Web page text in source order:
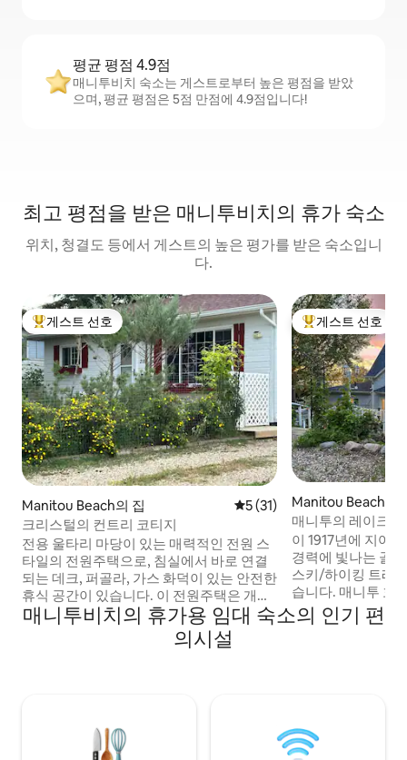
평균 평점 4.9점
매니투비치 숙소는 게스트로부터 높은 평점을 받았
으며, 평균 평점은 5점 만점에 4.9점입니다!
최고 평점을 받은 매니투비치의 휴가 숙소
위치, 청결도 등에서 게스트의 높은 평가를 받은 숙소입니
다.
상위 게스트 선호
게스트 선호
Manitou Beach의 집 평점 5점(5점 만점), 후기 31
5 (31)
크리스털의 컨트리 코티지
전용 울타리 마당이 있는 매력적인 전원 스
타일의 전원주택으로, 침실에서 바로 연결
되는 데크, 퍼골라, 가스 화덕이 있는 안전한
휴식 공간이 있습니다. 이 전원주택은 개방
형 주방 식사 거실 공간, 퀸사이즈 침대가 있
는 침실 2개, 욕실 3개를 갖추고 있습니다.
현대적인 가전제품 6개, 호수까지 도보 3분,
수 있습니다. HS 인터넷, 와이파이, 스마트
TV, 무료 주차 공간 별도의 차고 옵션.
상위 게스트 선호
게스트 선호
Manitou Beach의
매니투의 레이크
실 6개
이 1917년에 지어
경력에 빛나는 골
스키/하이킹 트레
습니다. 매니투 호수가 내려다보이는 곳에
위치하여 독특한
류의 휴양지, 모임,
한 식사/라운지/미
니다.
매니투비치의 휴가용 임대 숙소의 인기 편
의시설